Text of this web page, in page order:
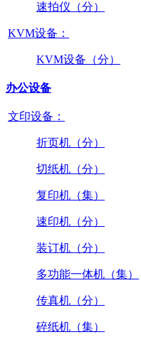
速拍仪（分）
KVM设备：
KVM设备（分）
办公设备
文印设备：
折页机（分）
切纸机（分）
复印机（集）
速印机（分）
装订机（分）
多功能一体机（集）
传真机（分）
碎纸机（集）